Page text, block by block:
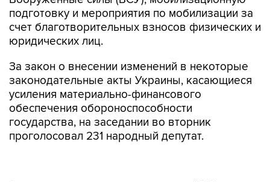
подготовку и мероприятия по мобилизации за
счет благотворительных взносов физических и
юридических лиц.
За закон о внесении изменений в некоторые
законодательные акты Украины, касающиеся
усиления материально-финансового
обеспечения обороноспособности
государства, на заседании во вторник
проголосовал 231 народный депутат.